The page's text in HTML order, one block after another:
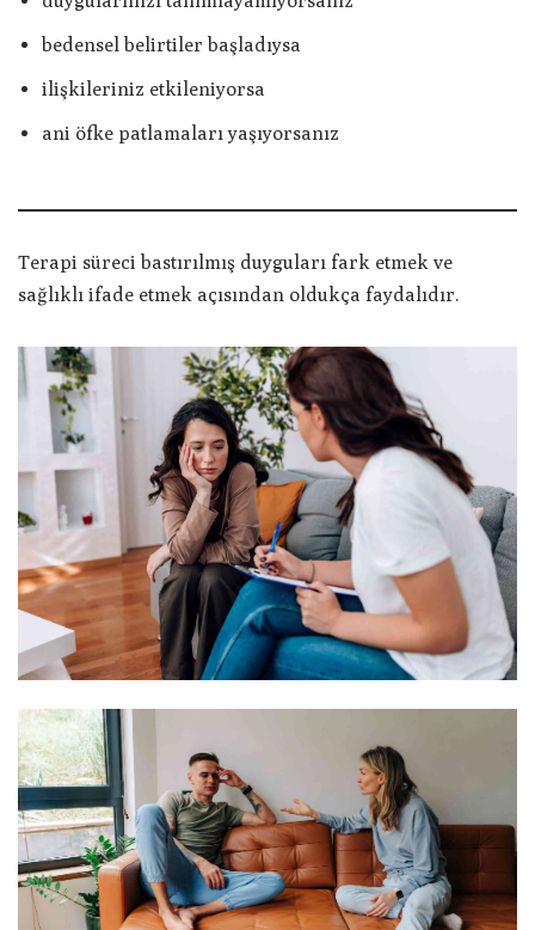
bedensel belirtiler başladıysa
ilişkileriniz etkileniyorsa
ani öfke patlamaları yaşıyorsanız
Terapi süreci bastırılmış duyguları fark etmek ve
sağlıklı ifade etmek açısından oldukça faydalıdır.